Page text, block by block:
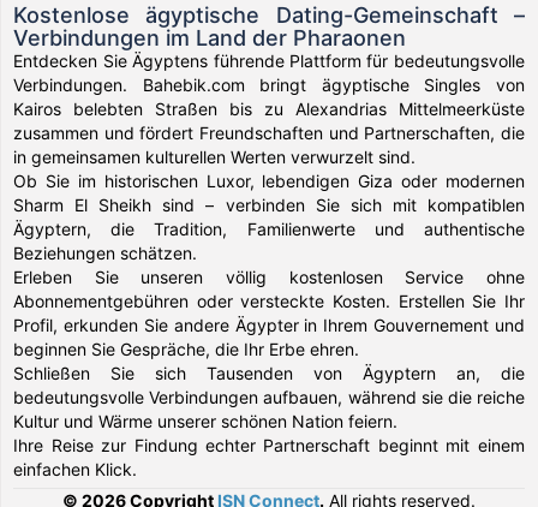
Kostenlose ägyptische Dating-Gemeinschaft –
Verbindungen im Land der Pharaonen
Entdecken Sie Ägyptens führende Plattform für bedeutungsvolle
Verbindungen. Bahebik.com bringt ägyptische Singles von
Kairos belebten Straßen bis zu Alexandrias Mittelmeerküste
zusammen und fördert Freundschaften und Partnerschaften, die
in gemeinsamen kulturellen Werten verwurzelt sind.
Ob Sie im historischen Luxor, lebendigen Giza oder modernen
Sharm El Sheikh sind – verbinden Sie sich mit kompatiblen
Ägyptern, die Tradition, Familienwerte und authentische
Beziehungen schätzen.
Erleben Sie unseren völlig kostenlosen Service ohne
Abonnementgebühren oder versteckte Kosten. Erstellen Sie Ihr
Profil, erkunden Sie andere Ägypter in Ihrem Gouvernement und
beginnen Sie Gespräche, die Ihr Erbe ehren.
Schließen Sie sich Tausenden von Ägyptern an, die
bedeutungsvolle Verbindungen aufbauen, während sie die reiche
Kultur und Wärme unserer schönen Nation feiern.
Ihre Reise zur Findung echter Partnerschaft beginnt mit einem
einfachen Klick.
© 2026 Copyright ISN Connect. All rights reserved.